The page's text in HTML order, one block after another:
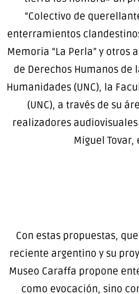
“Colectivo de
enterramientos
Memoria “La Perla” y otros
de Derechos Humanos de
Humanidades (UNC), la
(UNC), a través de su
realizadores
Miguel
Con estas propuestas,
reciente argentino y su
Museo Caraffa propone
como evocación, sino